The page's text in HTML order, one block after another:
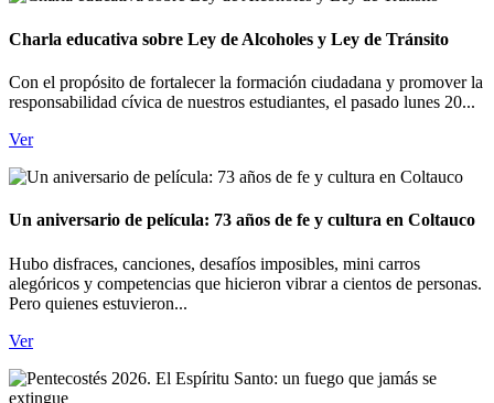
Charla educativa sobre Ley de Alcoholes y Ley de Tránsito
Con el propósito de fortalecer la formación ciudadana y promover la
responsabilidad cívica de nuestros estudiantes, el pasado lunes 20...
Ver
Un aniversario de película: 73 años de fe y cultura en Coltauco
Hubo disfraces, canciones, desafíos imposibles, mini carros
alegóricos y competencias que hicieron vibrar a cientos de personas.
Pero quienes estuvieron...
Ver